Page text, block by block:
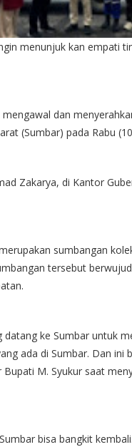
menunjuk kan empati
dan
(Sumbar) pada Rabu
Zakarya, di Kantor
sumbangan
tersebut
datang ke Sumbar untuk
ada di Sumbar. Dan ini
M. Syukur saat
bisa bangkit